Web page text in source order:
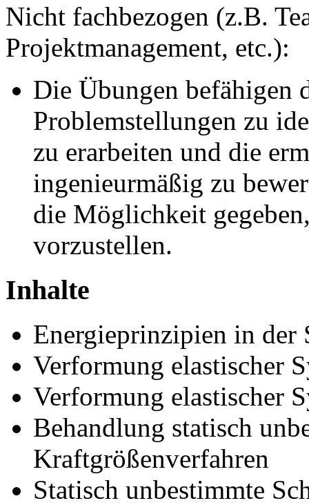
Nicht fachbezogen (z.B.
Projektmanagement, etc.):
Die Übungen befähigen
Problemstellungen zu
zu erarbeiten und die
ingenieurmäßig zu
die Möglichkeit
vorzustellen.
Inhalte
Energieprinzipien in der
Verformung elastischer
Verformung elastischer
Behandlung statisch
Kraftgrößenverfahren
Statisch unbestimmte